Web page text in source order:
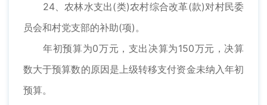
24、农林水支出(类)农村综合改革(款)对村民委
员会和村党支部的补助(项)。
年初预算为0万元，支出决算为150万元，决算
数大于预算数的原因是上级转移支付资金未纳入年初
预算。